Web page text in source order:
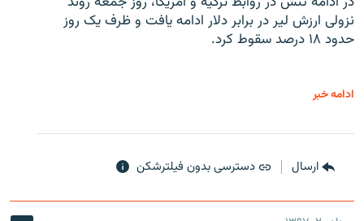
نزولی ارزش لیر در برابر دلار ادامه یافت و ظرف یک روز
حدود ۱۸ درصد سقوط کرد.
ادامه خبر
ارسال دسترسی بدون فیلترشکن